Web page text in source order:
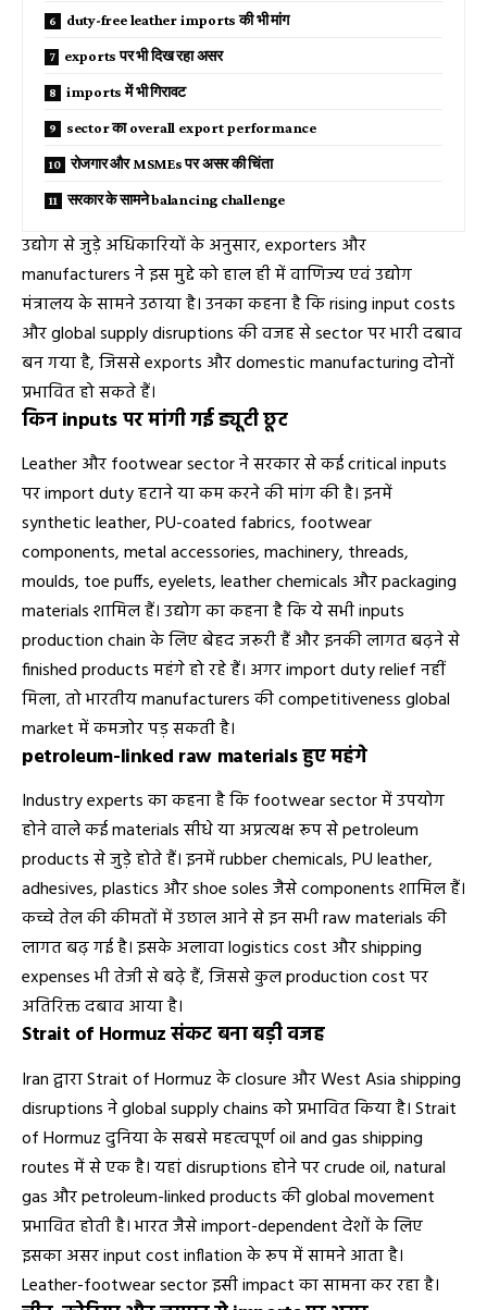
duty-free leather imports की भी मांग
exports पर भी दिख रहा असर
imports में भी गिरावट
sector का overall export performance
रोजगार और MSMEs पर असर की चिंता
सरकार के सामने balancing challenge
उद्योग से जुड़े अधिकारियों के अनुसार, exporters और
manufacturers ने इस मुद्दे को हाल ही में वाणिज्य एवं उद्योग
मंत्रालय के सामने उठाया है। उनका कहना है कि rising input costs
और global supply disruptions की वजह से sector पर भारी दबाव
बन गया है, जिससे exports और domestic manufacturing दोनों
प्रभावित हो सकते हैं।
किन inputs पर मांगी गई ड्यूटी छूट
Leather और footwear sector ने सरकार से कई critical inputs
पर import duty हटाने या कम करने की मांग की है। इनमें
synthetic leather, PU-coated fabrics, footwear
components, metal accessories, machinery, threads,
moulds, toe puffs, eyelets, leather chemicals और packaging
materials शामिल हैं। उद्योग का कहना है कि ये सभी inputs
production chain के लिए बेहद जरूरी हैं और इनकी लागत बढ़ने से
finished products महंगे हो रहे हैं। अगर import duty relief नहीं
मिला, तो भारतीय manufacturers की competitiveness global
market में कमजोर पड़ सकती है।
petroleum-linked raw materials हुए महंगे
Industry experts का कहना है कि footwear sector में उपयोग
होने वाले कई materials सीधे या अप्रत्यक्ष रूप से petroleum
products से जुड़े होते हैं। इनमें rubber chemicals, PU leather,
adhesives, plastics और shoe soles जैसे components शामिल हैं।
कच्चे तेल की कीमतों में उछाल आने से इन सभी raw materials की
लागत बढ़ गई है। इसके अलावा logistics cost और shipping
expenses भी तेजी से बढ़े हैं, जिससे कुल production cost पर
अतिरिक्त दबाव आया है।
Strait of Hormuz संकट बना बड़ी वजह
Iran द्वाराStrait of Hormuzके closure और West Asia shipping
disruptions ने global supply chains को प्रभावित किया है। Strait
of Hormuz दुनिया के सबसे महत्वपूर्ण oil and gas shipping
routes में से एक है। यहां disruptions होने पर crude oil, natural
gas और petroleum-linked products की global movement
प्रभावित होती है। भारत जैसे import-dependent देशों के लिए
इसका असर input cost inflation के रूप में सामने आता है।
Leather-footwear sector इसी impact का सामना कर रहा है।